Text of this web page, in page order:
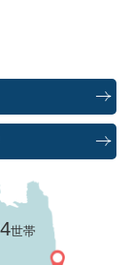
世帯